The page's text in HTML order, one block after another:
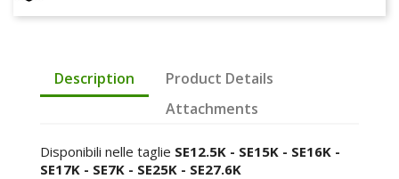
Description
Product Details
Attachments
Disponibili nelle taglie SE12.5K - SE15K - SE16K -
SE17K - SE7K - SE25K - SE27.6K